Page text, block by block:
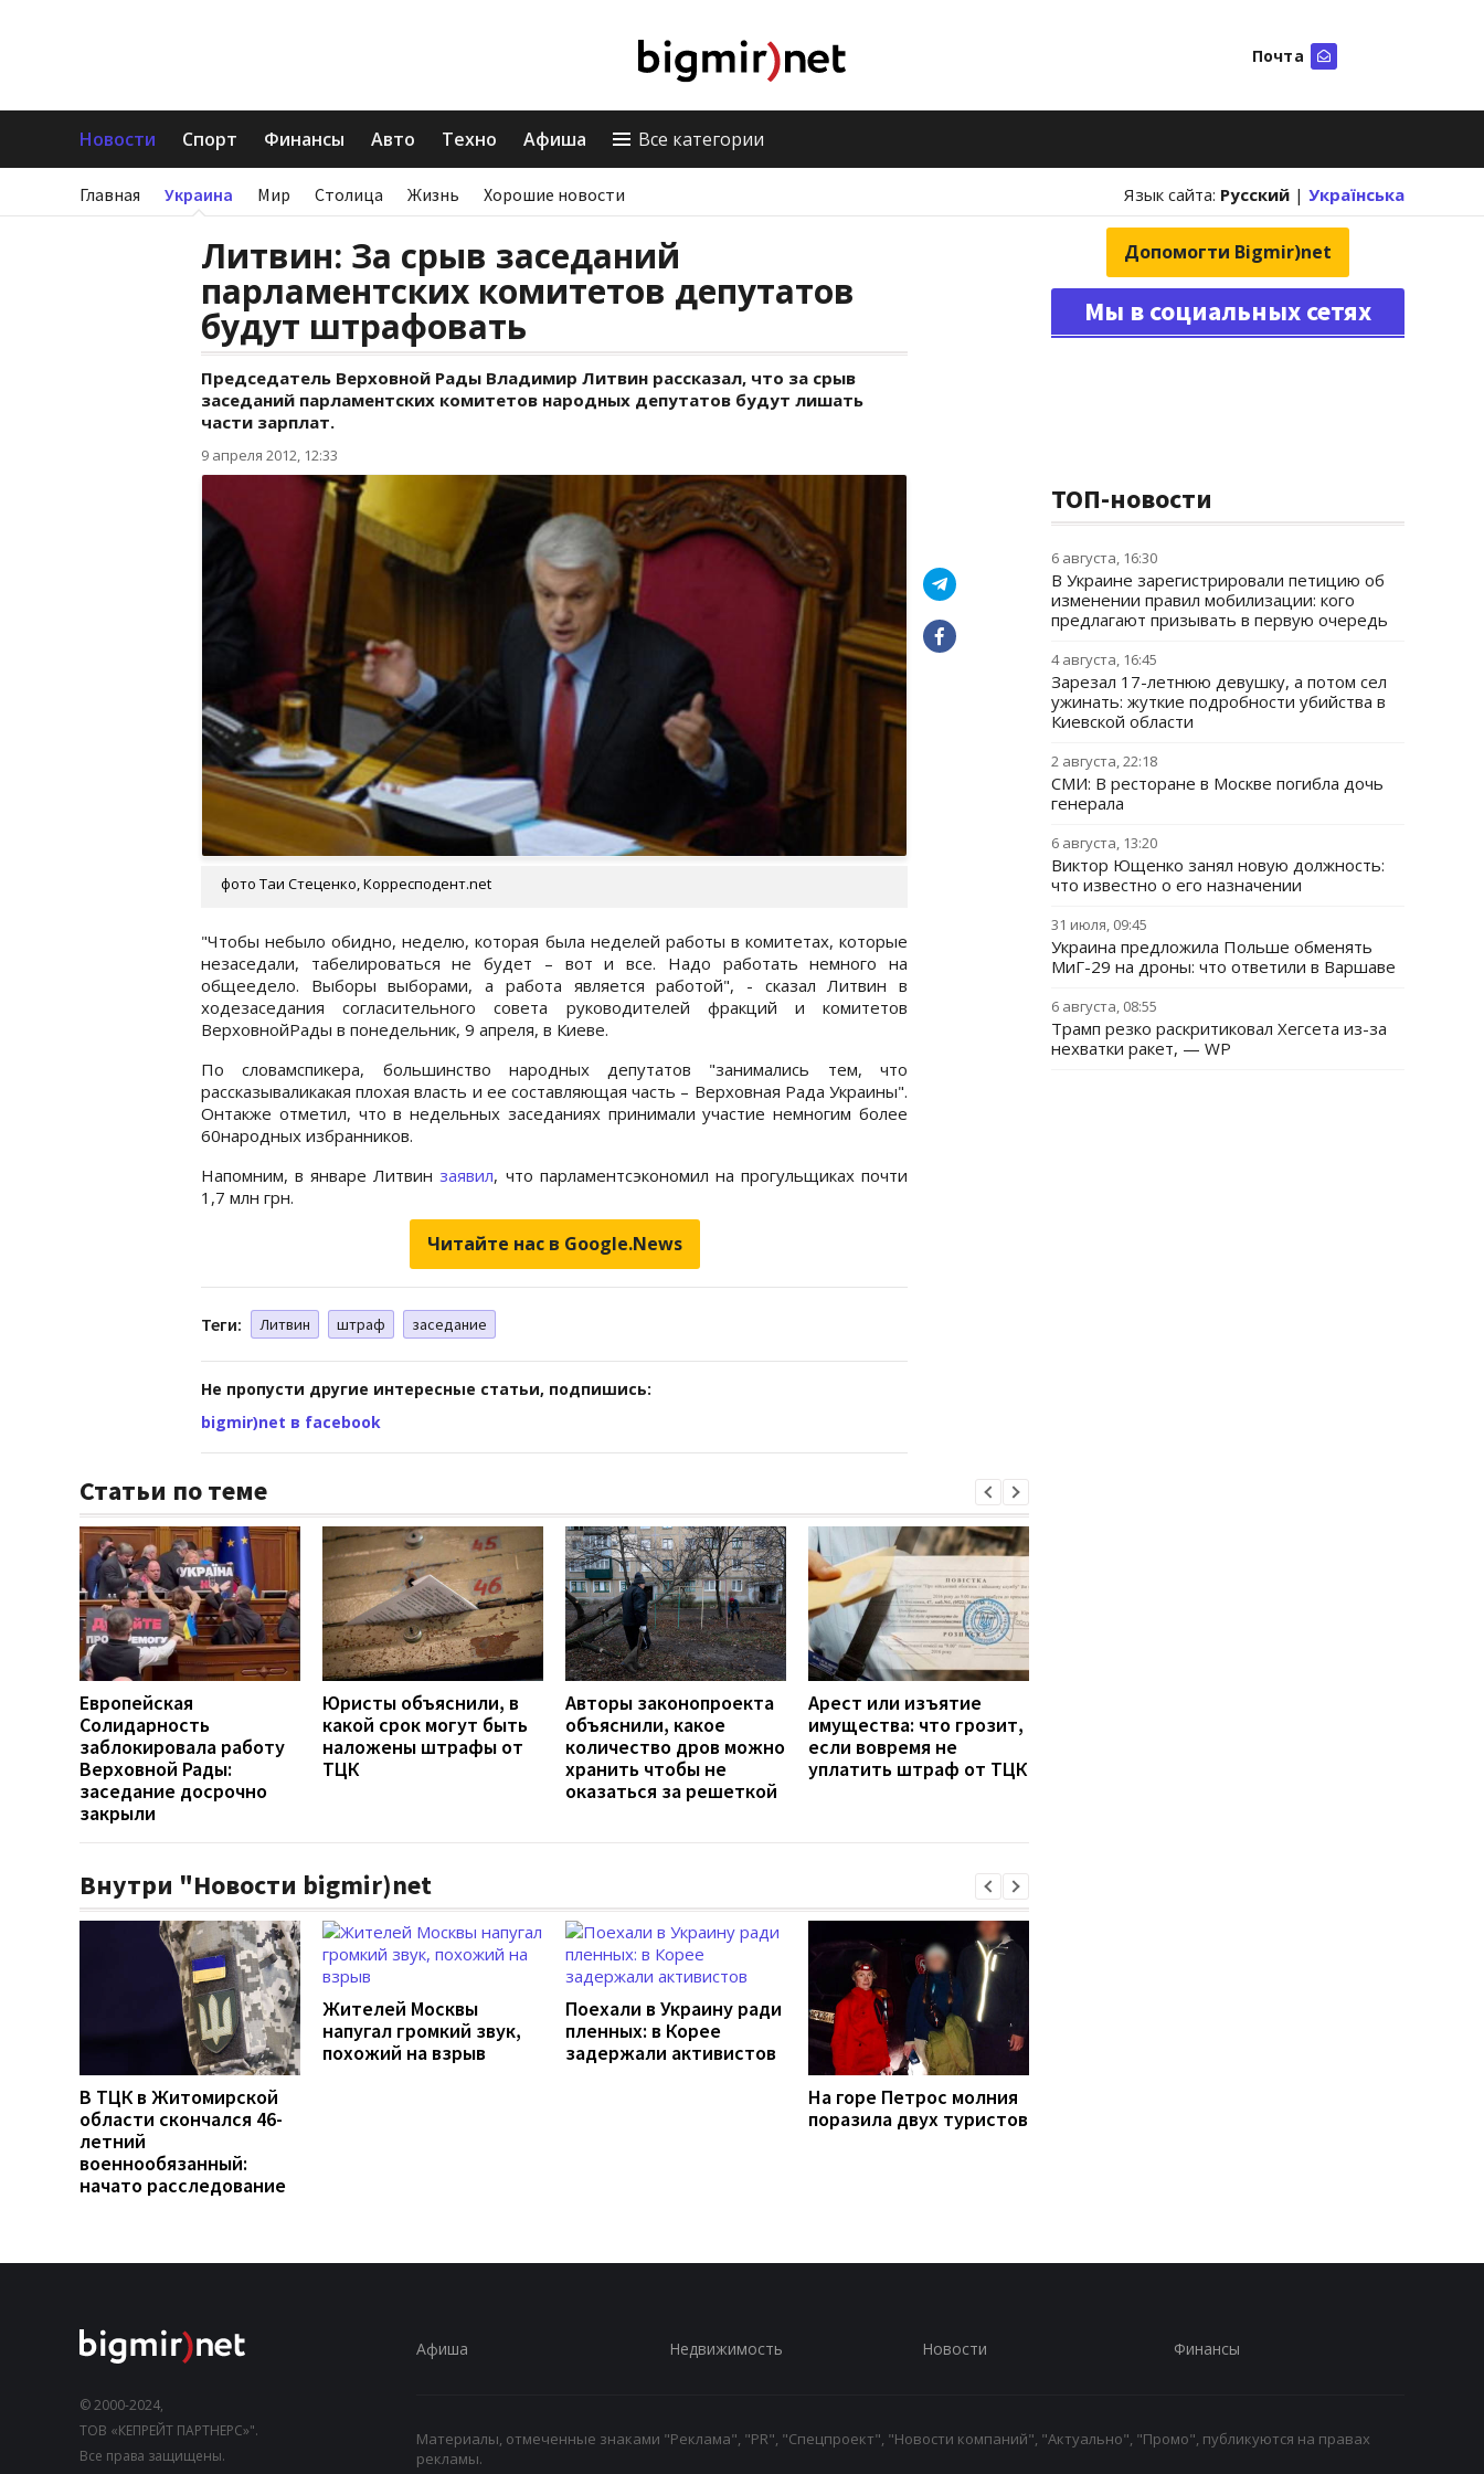
Почта
Новости Спорт Финансы Авто Техно Афиша Все категории
Главная Украина Мир Столица Жизнь Хорошие новости Язык сайта: Русский | Українська
Литвин: За срыв заседаний
парламентских комитетов депутатов
будут штрафовать
Председатель Верховной Рады Владимир Литвин рассказал, что за срыв
заседаний парламентских комитетов народных депутатов будут лишать
части зарплат.
9 апреля 2012, 12:33
фото Таи Стеценко, Корресподент.net
"Чтобы небыло обидно, неделю, которая была неделей работы в комитетах, которые
незаседали, табелироваться не будет – вот и все. Надо работать немного на
общеедело. Выборы выборами, а работа является работой", - сказал Литвин в
ходезаседания согласительного совета руководителей фракций и комитетов
ВерховнойРады в понедельник, 9 апреля, в Киеве.
По словамспикера, большинство народных депутатов "занимались тем, что
рассказываликакая плохая власть и ее составляющая часть – Верховная Рада Украины".
Онтакже отметил, что в недельных заседаниях принимали участие немногим более
60народных избранников.
Напомним, в январе Литвинзаявил, что парламентсэкономил на прогульщиках почти
1,7 млн грн.
Читайте нас в Google.News
Теги: Литвин штраф заседание
Не пропусти другие интересные статьи, подпишись:
bigmir)net в facebook
Статьи по теме
Европейская
Солидарность
заблокировала работу
Верховной Рады:
заседание досрочно
закрыли
Юристы объяснили, в
какой срок могут быть
наложены штрафы от
ТЦК
Авторы законопроекта
объяснили, какое
количество дров можно
хранить чтобы не
оказаться за решеткой
Арест или изъятие
имущества: что грозит,
если вовремя не
уплатить штраф от ТЦК
Внутри "Новости bigmir)net
В ТЦК в Житомирской
области скончался 46-
летний
военнообязанный:
начато расследование
Жителей Москвы
напугал громкий звук,
похожий на взрыв
Поехали в Украину ради
пленных: в Корее
задержали активистов
На горе Петрос молния
поразила двух туристов
Допомогти Bigmir)net
Мы в социальных сетях
ТОП-новости
6 августа, 16:30
В Украине зарегистрировали петицию об
изменении правил мобилизации: кого
предлагают призывать в первую очередь
4 августа, 16:45
Зарезал 17-летнюю девушку, а потом сел
ужинать: жуткие подробности убийства в
Киевской области
2 августа, 22:18
СМИ: В ресторане в Москве погибла дочь
генерала
6 августа, 13:20
Виктор Ющенко занял новую должность:
что известно о его назначении
31 июля, 09:45
Украина предложила Польше обменять
МиГ-29 на дроны: что ответили в Варшаве
6 августа, 08:55
Трамп резко раскритиковал Хегсета из-за
нехватки ракет, — WP
© 2000-2024,
ТОВ «КЕПРЕЙТ ПАРТНЕРС»".
Все права защищены.
Афиша Недвижимость Новости Финансы
Материалы, отмеченные знаками "Реклама", "PR", "Спецпроект", "Новости компаний", "Актуально", "Промо", публикуются на правах
рекламы.